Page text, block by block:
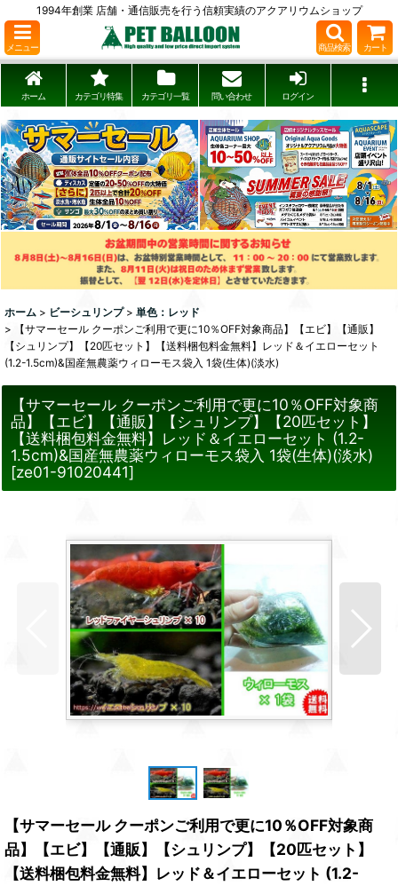
1994年創業 店舗・通信販売を行う信頼実績のアクアリウムショップ
メニュー 商品検索 カート
ホーム カテゴリ特集 カテゴリ一覧 問い合わせ ログイン
ホーム > ビーシュリンプ > 単色：レッド
>
【サマーセール クーポンご利用で更に10％OFF対象商品】【エビ】【通販】
【シュリンプ】【20匹セット】【送料梱包料金無料】レッド＆イエローセット
(1.2-1.5cm)&国産無農薬ウィローモス袋入 1袋(生体)(淡水)
【サマーセール クーポンご利用で更に10％OFF対象商
品】【エビ】【通販】【シュリンプ】【20匹セット】
【送料梱包料金無料】レッド＆イエローセット (1.2-
1.5cm)&国産無農薬ウィローモス袋入 1袋(生体)(淡水)
[ze01-91020441]
【サマーセール クーポンご利用で更に10％OFF対象商
品】【エビ】【通販】【シュリンプ】【20匹セット】
【送料梱包料金無料】レッド＆イエローセット (1.2-